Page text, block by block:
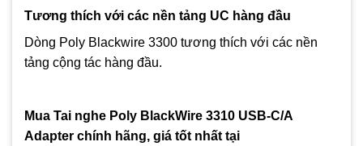
Tương thích với các nền tảng UC hàng đầu
Dòng Poly Blackwire 3300 tương thích với các nền
tảng cộng tác hàng đầu.
Mua Tai nghe Poly BlackWire 3310 USB-C/A
Adapter chính hãng, giá tốt nhất tại